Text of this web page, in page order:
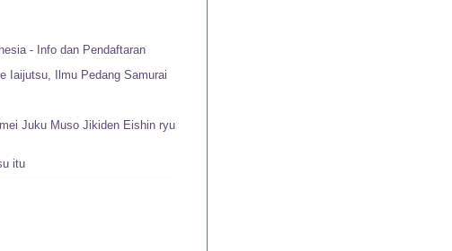
- Info dan Pendaftaran
Iaijutsu, Ilmu Pedang Samurai
Juku Muso Jikiden Eishin ryu
itu